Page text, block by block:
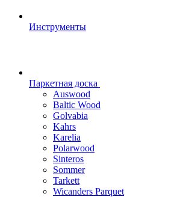
Инструменты
Паркетная доска
Auswood
Baltic Wood
Golvabia
Kahrs
Karelia
Polarwood
Sinteros
Sommer
Tarkett
Wicanders Parquet